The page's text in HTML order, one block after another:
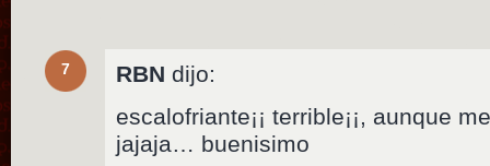
7 RBN dijo:
escalofriante¡¡ terrible¡¡, aunque
jajaja… buenisimo